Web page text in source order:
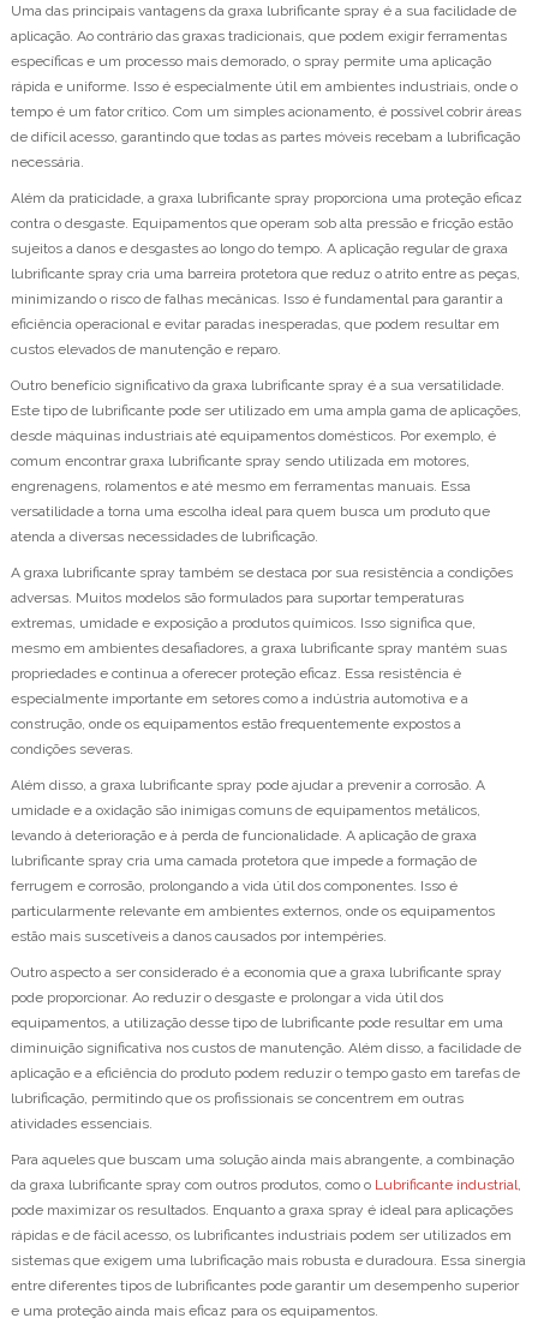
Uma das principais vantagens da graxa lubrificante spray é a sua facilidade de
aplicação. Ao contrário das graxas tradicionais, que podem exigir ferramentas
específicas e um processo mais demorado, o spray permite uma aplicação
rápida e uniforme. Isso é especialmente útil em ambientes industriais, onde o
tempo é um fator crítico. Com um simples acionamento, é possível cobrir áreas
de difícil acesso, garantindo que todas as partes móveis recebam a lubrificação
necessária.
Além da praticidade, a graxa lubrificante spray proporciona uma proteção eficaz
contra o desgaste. Equipamentos que operam sob alta pressão e fricção estão
sujeitos a danos e desgastes ao longo do tempo. A aplicação regular de graxa
lubrificante spray cria uma barreira protetora que reduz o atrito entre as peças,
minimizando o risco de falhas mecânicas. Isso é fundamental para garantir a
eficiência operacional e evitar paradas inesperadas, que podem resultar em
custos elevados de manutenção e reparo.
Outro benefício significativo da graxa lubrificante spray é a sua versatilidade.
Este tipo de lubrificante pode ser utilizado em uma ampla gama de aplicações,
desde máquinas industriais até equipamentos domésticos. Por exemplo, é
comum encontrar graxa lubrificante spray sendo utilizada em motores,
engrenagens, rolamentos e até mesmo em ferramentas manuais. Essa
versatilidade a torna uma escolha ideal para quem busca um produto que
atenda a diversas necessidades de lubrificação.
A graxa lubrificante spray também se destaca por sua resistência a condições
adversas. Muitos modelos são formulados para suportar temperaturas
extremas, umidade e exposição a produtos químicos. Isso significa que,
mesmo em ambientes desafiadores, a graxa lubrificante spray mantém suas
propriedades e continua a oferecer proteção eficaz. Essa resistência é
especialmente importante em setores como a indústria automotiva e a
construção, onde os equipamentos estão frequentemente expostos a
condições severas.
Além disso, a graxa lubrificante spray pode ajudar a prevenir a corrosão. A
umidade e a oxidação são inimigas comuns de equipamentos metálicos,
levando à deterioração e à perda de funcionalidade. A aplicação de graxa
lubrificante spray cria uma camada protetora que impede a formação de
ferrugem e corrosão, prolongando a vida útil dos componentes. Isso é
particularmente relevante em ambientes externos, onde os equipamentos
estão mais suscetíveis a danos causados por intempéries.
Outro aspecto a ser considerado é a economia que a graxa lubrificante spray
pode proporcionar. Ao reduzir o desgaste e prolongar a vida útil dos
equipamentos, a utilização desse tipo de lubrificante pode resultar em uma
diminuição significativa nos custos de manutenção. Além disso, a facilidade de
aplicação e a eficiência do produto podem reduzir o tempo gasto em tarefas de
lubrificação, permitindo que os profissionais se concentrem em outras
atividades essenciais.
Para aqueles que buscam uma solução ainda mais abrangente, a combinação
da graxa lubrificante spray com outros produtos, como o Lubrificante industrial
pode maximizar os resultados. Enquanto a graxa spray é ideal para aplicações
rápidas e de fácil acesso, os lubrificantes industriais podem ser utilizados em
sistemas que exigem uma lubrificação mais robusta e duradoura. Essa sinergia
entre diferentes tipos de lubrificantes pode garantir um desempenho superior
e uma proteção ainda mais eficaz para os equipamentos.